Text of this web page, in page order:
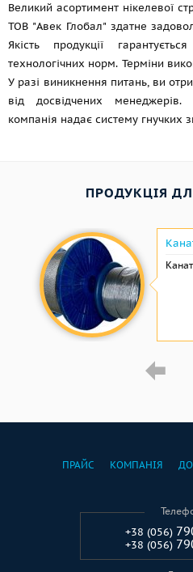
Великий асортимент нікелевої
ТОВ "Авек Глобал" здатне
Якість продукції
технологічних норм. Терміни
У разі виникнення питань, ви
від досвідчених
компанія надає систему гнучких
ПРОДУКЦІЯ
ПРАЙС КОМПАНІЯ
+38 (056)
+38 (056)